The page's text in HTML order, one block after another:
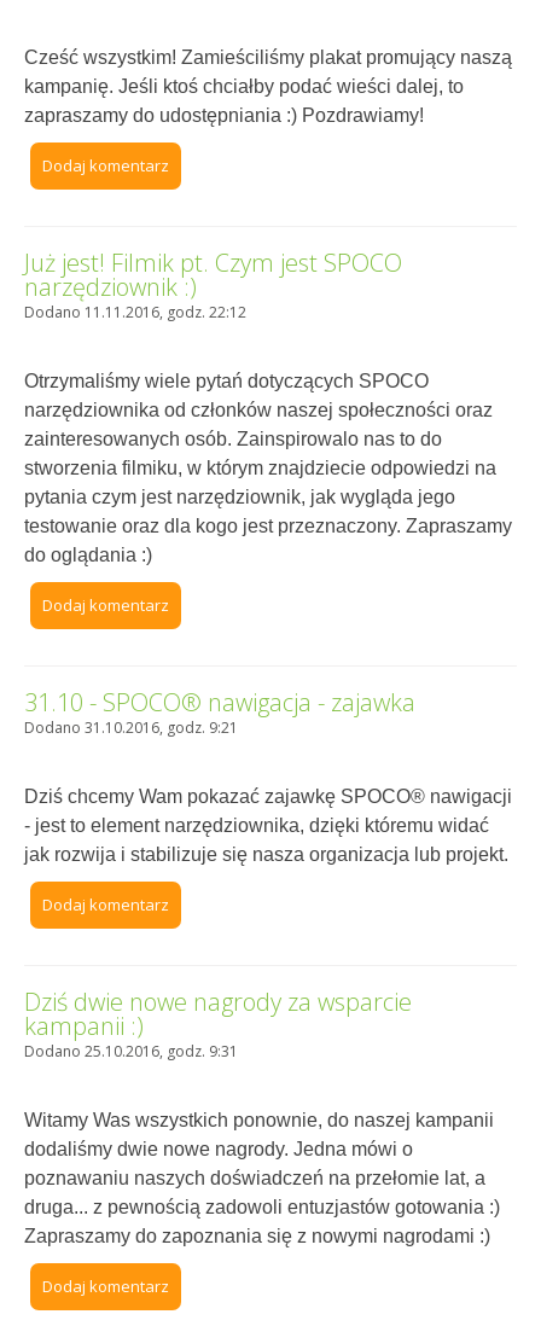
Cześć wszystkim! Zamieściliśmy plakat promujący naszą
kampanię. Jeśli ktoś chciałby podać wieści dalej, to
zapraszamy do udostępniania :) Pozdrawiamy!
Dodaj komentarz
Już jest! Filmik pt. Czym jest SPOCO
narzędziownik :)
Dodano 11.11.2016, godz. 22:12
Otrzymaliśmy wiele pytań dotyczących SPOCO
narzędziownika od członków naszej społeczności oraz
zainteresowanych osób. Zainspirowalo nas to do
stworzenia filmiku, w którym znajdziecie odpowiedzi na
pytania czym jest narzędziownik, jak wygląda jego
testowanie oraz dla kogo jest przeznaczony. Zapraszamy
do oglądania :)
Dodaj komentarz
31.10 - SPOCO® nawigacja - zajawka
Dodano 31.10.2016, godz. 9:21
Dziś chcemy Wam pokazać zajawkę SPOCO® nawigacji
- jest to element narzędziownika, dzięki któremu widać
jak rozwija i stabilizuje się nasza organizacja lub projekt.
Dodaj komentarz
Dziś dwie nowe nagrody za wsparcie
kampanii :)
Dodano 25.10.2016, godz. 9:31
Witamy Was wszystkich ponownie, do naszej kampanii
dodaliśmy dwie nowe nagrody. Jedna mówi o
poznawaniu naszych doświadczeń na przełomie lat, a
druga... z pewnością zadowoli entuzjastów gotowania :)
Zapraszamy do zapoznania się z nowymi nagrodami :)
Dodaj komentarz